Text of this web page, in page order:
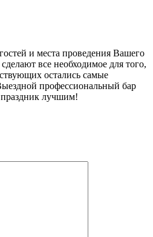
и места проведения Вашего
все необходимое для того,
остались самые
профессиональный бар
праздник лучшим!